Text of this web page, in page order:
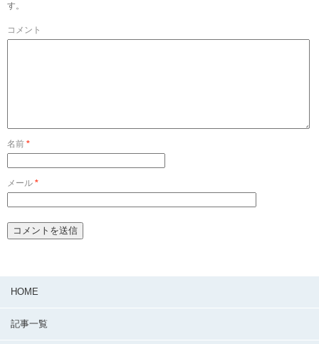
す。
コメント
名前 *
メール *
HOME
記事一覧